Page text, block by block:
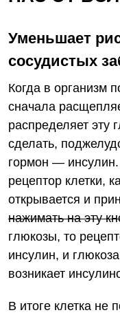
Уменьшает
сосудистых
Когда в организм
сначала
распределяет эту
сделать,
гормон —
рецептор клетки,
открывается и
нажимать на эту
глюкозы, то
инсулин, и
возникает
В итоге клетка не